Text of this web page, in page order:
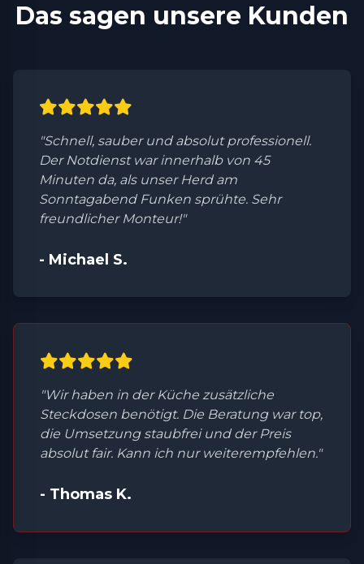
Das sagen unsere Kunden
"Schnell, sauber und absolut professionell.
Der Notdienst war innerhalb von 45
Minuten da, als unser Herd am
Sonntagabend Funken sprühte. Sehr
freundlicher Monteur!"
- Michael S.
"Wir haben in der Küche zusätzliche
Steckdosen benötigt. Die Beratung war top,
die Umsetzung staubfrei und der Preis
absolut fair. Kann ich nur weiterempfehlen."
- Thomas K.